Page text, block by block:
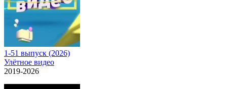
1-51 выпуск (2026)
Улётное видео
2019-2026